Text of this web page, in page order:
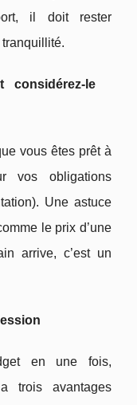
il doit rester
considérez-le
vous êtes prêt à
vos obligations
Une astuce
le prix d’une
arrive, c’est un
en une fois,
trois avantages